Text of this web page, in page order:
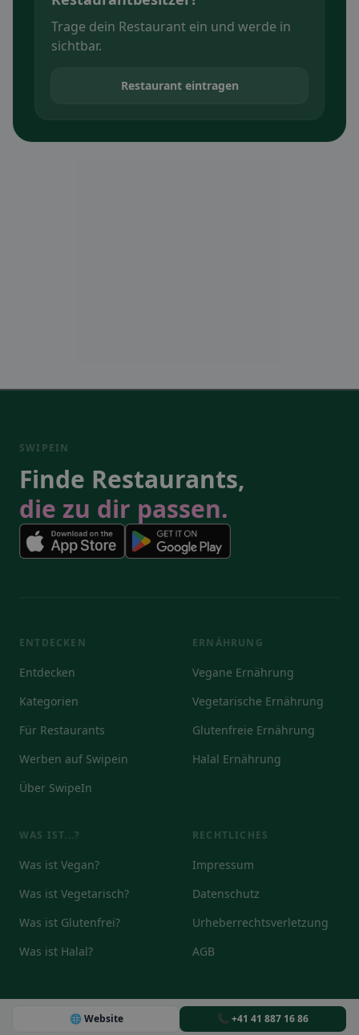
🌐 Website 📞 +41 41 887 16 86
Trage dein Restaurant ein und werde in
sichtbar.
Restaurant eintragen
SWIPEIN
Finde Restaurants,
die zu dir passen.
ENTDECKEN
Entdecken
Kategorien
Für Restaurants
Werben auf Swipein
Über SwipeIn
ERNÄHRUNG
Vegane Ernährung
Vegetarische Ernährung
Glutenfreie Ernährung
Halal Ernährung
WAS IST...?
Was ist Vegan?
Was ist Vegetarisch?
Was ist Glutenfrei?
Was ist Halal?
RECHTLICHES
Impressum
Datenschutz
Urheberrechtsverletzung
AGB
© 2026